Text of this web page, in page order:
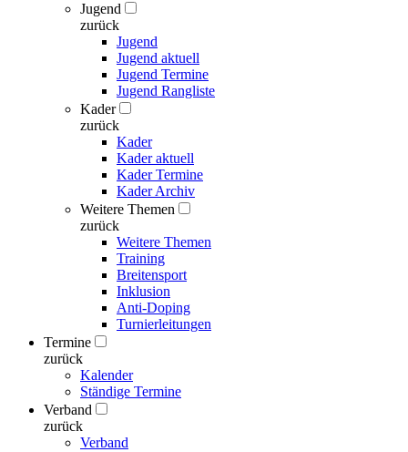
Jugend
zurück
Jugend
Jugend aktuell
Jugend Termine
Jugend Rangliste
Kader
zurück
Kader
Kader aktuell
Kader Termine
Kader Archiv
Weitere Themen
zurück
Weitere Themen
Training
Breitensport
Inklusion
Anti-Doping
Turnierleitungen
Termine
zurück
Kalender
Ständige Termine
Verband
zurück
Verband